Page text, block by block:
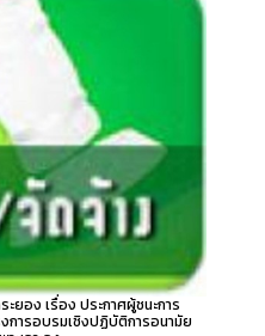
ยอง เรื่อง ประกาศผู้ชนะการ
การอบรมเชิงปฏิบัติการอนามัย